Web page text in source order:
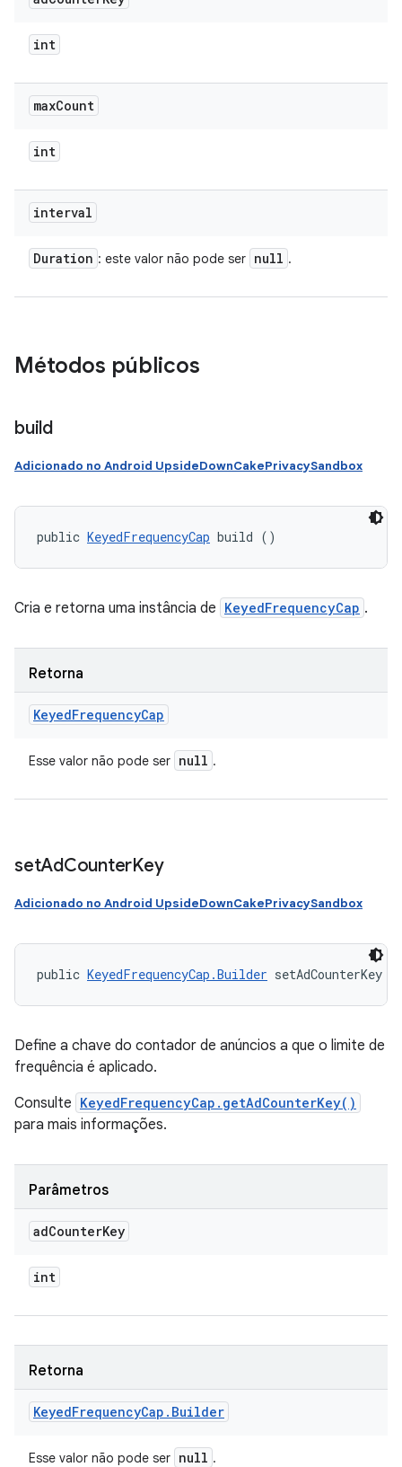
int
maxCount
int
interval
Duration : este valor não pode ser null .
Métodos públicos
build
Adicionado no Android UpsideDownCakePrivacySandbox
public KeyedFrequencyCap build ()
Cria e retorna uma instância de KeyedFrequencyCap .
Retorna
KeyedFrequencyCap
Esse valor não pode ser null .
setAdCounterKey
Adicionado no Android UpsideDownCakePrivacySandbox
public KeyedFrequencyCap.Builder setAdCounterKey
Define a chave do contador de anúncios a que o limite de
frequência é aplicado.
Consulte KeyedFrequencyCap.getAdCounterKey()
para mais informações.
Parâmetros
adCounterKey
int
Retorna
KeyedFrequencyCap . Builder
Esse valor não pode ser null .